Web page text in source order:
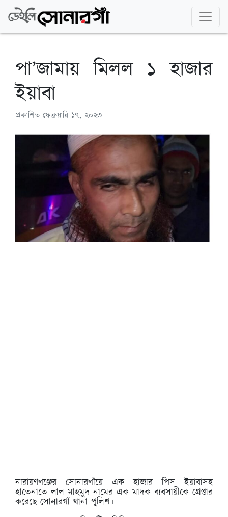
পা’জামায় মিলল ১ হাজার
ইয়াবা
প্রকাশিত ফেব্রুয়ারি ১৭, ২০২৩
নারায়ণগঞ্জের সোনারগাঁয়ে এক হাজার পিস ইয়াবাসহ
হাতেনাতে লাল মাহমুদ নামের এক মাদক ব্যবসায়ীকে গ্রেপ্তার
করেছে সোনারগাঁ থানা পুলিশ।